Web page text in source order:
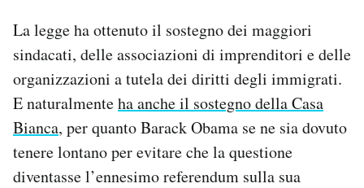
La legge ha ottenuto il sostegno dei maggiori
sindacati, delle associazioni di imprenditori e delle
organizzazioni a tutela dei diritti degli immigrati.
E naturalmenteha anche il sostegno della Casa
Bianca, per quanto Barack Obama se ne sia dovuto
tenere lontano per evitare che la questione
diventasse l’ennesimo referendum sulla sua